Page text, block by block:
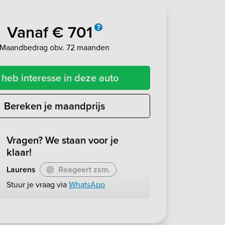
Vanaf € 701
Maandbedrag obv. 72 maanden
interesse in deze auto
Bereken je maandprijs
Vragen? We staan voor je
klaar!
Laurens
Reageert zsm.
Stuur je vraag viaWhatsApp